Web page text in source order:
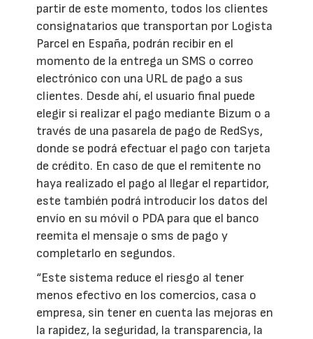
partir de este momento, todos los clientes
consignatarios que transportan por Logista
Parcel en España, podrán recibir en el
momento de la entrega un SMS o correo
electrónico con una URL de pago a sus
clientes. Desde ahí, el usuario final puede
elegir si realizar el pago mediante Bizum o a
través de una pasarela de pago de RedSys,
donde se podrá efectuar el pago con tarjeta
de crédito. En caso de que el remitente no
haya realizado el pago al llegar el repartidor,
este también podrá introducir los datos del
envío en su móvil o PDA para que el banco
reemita el mensaje o sms de pago y
completarlo en segundos.
“Este sistema reduce el riesgo al tener
menos efectivo en los comercios, casa o
empresa, sin tener en cuenta las mejoras en
la rapidez, la seguridad, la transparencia, la